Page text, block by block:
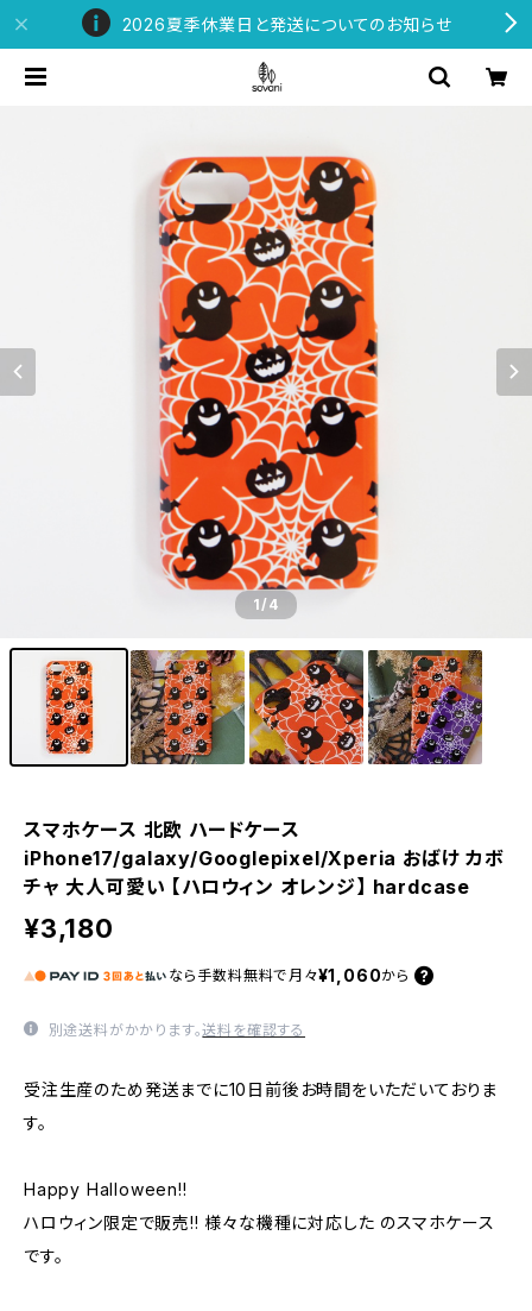
2026夏季休業日と発送についてのお知らせ
1/4
スマホケース 北欧 ハードケース
iPhone17/galaxy/Googlepixel/Xperia おばけ カボ
チャ 大人可愛い 【ハロウィン オレンジ】 hardcase
¥3,180
なら 手数料無料で 月々¥1,060から
別途送料がかかります。送料を確認する
受注生産のため発送までに10日前後お時間をいただいておりま
す。
Happy Halloween!!
ハロウィン限定で販売!! 様々な機種に対応した のスマホケース
です。